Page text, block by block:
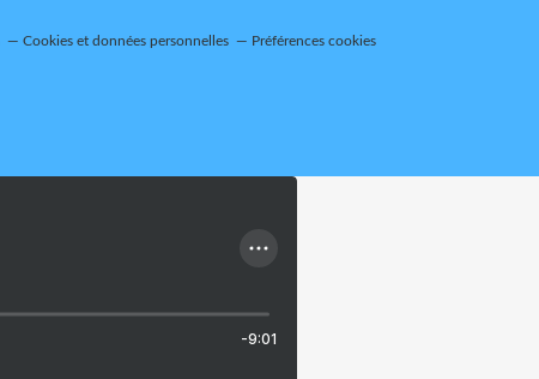
Cookies et données personnelles Préférences cookies
-9:01